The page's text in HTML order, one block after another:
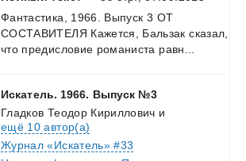
Фантастика,
1966. Выпуск 3 ОТ
СОСТАВИТЕЛЯ Кажется, Бальзак сказал,
что предисловие романиста равн...
Искатель. 1966. Выпуск №3
Гладков Теодор Кириллович и
ещё 10 автор(а)
Журнал «Искатель» #33